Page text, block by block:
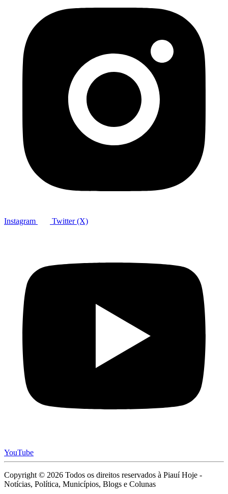
Instagram Twitter (X)
YouTube
Copyright © 2026 Todos os direitos reservados à Piauí Hoje -
Notícias, Política, Municípios, Blogs e Colunas